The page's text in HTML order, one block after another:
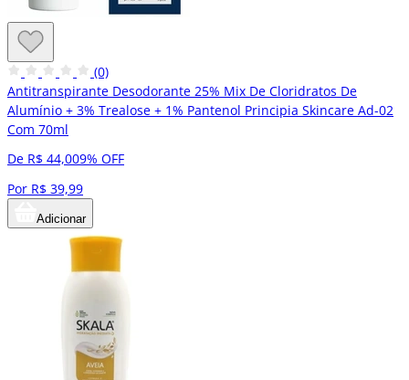
(0)
Antitranspirante Desodorante 25% Mix De Cloridratos De
Alumínio + 3% Trealose + 1% Pantenol Principia Skincare Ad-02
Com 70ml
De R$ 44,009% OFF
Por R$ 39,99
Adicionar